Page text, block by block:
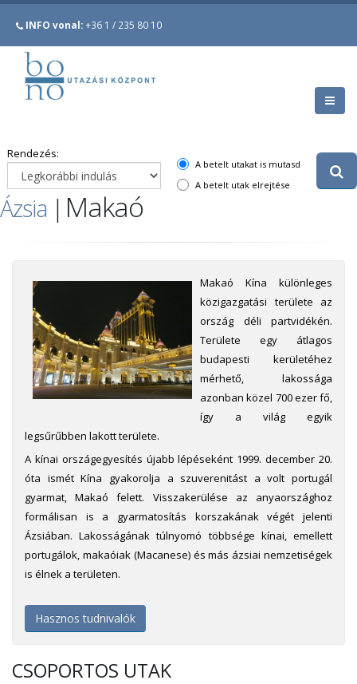
INFO vonal:+36 1 / 235 80 10
A betelt utakat is mutasd
A betelt utak elrejtése
Rendezés:
Ázsia | Makaó
Makaó Kína különleges
közigazgatási területe az
ország déli partvidékén.
Területe egy átlagos
budapesti kerületéhez
mérhető, lakossága
azonban közel 700 ezer fő,
így a világ egyik
legsűrűbben lakott területe.
A kínai országegyesítés újabb lépéseként 1999. december 20.
óta ismét Kína gyakorolja a szuverenitást a volt portugál
gyarmat, Makaó felett. Visszakerülése az anyaországhoz
formálisan is a gyarmatosítás korszakának végét jelenti
Ázsiában. Lakosságának túlnyomó többsége kínai, emellett
portugálok, makaóiak (Macanese) és más ázsiai nemzetiségek
is élnek a területen.
Hasznos tudnivalók
CSOPORTOS UTAK